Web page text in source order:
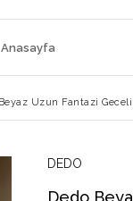
Anasayfa
Uzun Fantazi
DEDO
Dedo